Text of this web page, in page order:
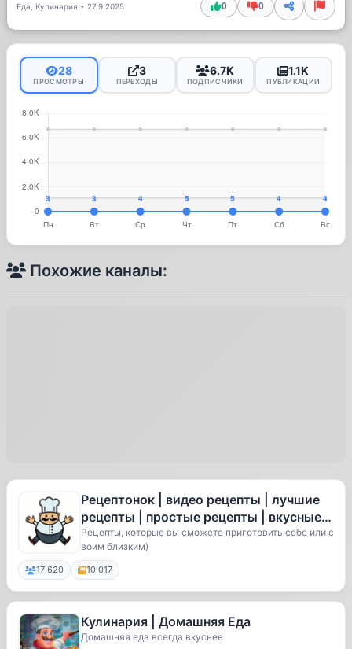
Еда, Кулинария • 27.9.2025 0 0
28
ПРОСМОТРЫ
3
ПЕРЕХОДЫ
6.7K
ПОДПИСЧИКИ
1.1K
ПУБЛИКАЦИИ
Похожие каналы:
Рецептонок | видео рецепты | лучшие
рецепты | простые рецепты | вкусные
рецепты
Рецепты, которые вы сможете приготовить себе или с
воим близким)
17 620 10 017
Кулинария | Домашняя Еда
Домашняя еда всегда вкуснее